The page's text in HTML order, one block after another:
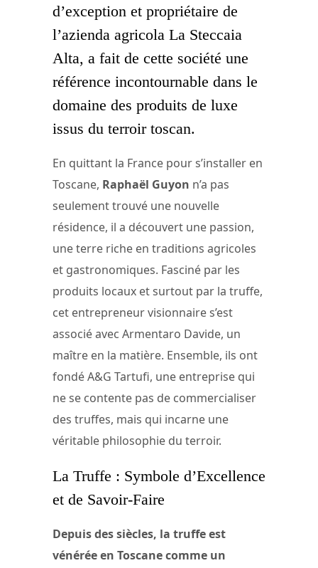
d’exception et propriétaire de
l’azienda agricola La Steccaia
Alta, a fait de cette société une
référence incontournable dans le
domaine des produits de luxe
issus du terroir toscan.
En quittant la France pour s’installer en
Toscane, Raphaël Guyon n’a pas
seulement trouvé une nouvelle
résidence, il a découvert une passion,
une terre riche en traditions agricoles
et gastronomiques. Fasciné par les
produits locaux et surtout par la truffe,
cet entrepreneur visionnaire s’est
associé avec Armentaro Davide, un
maître en la matière. Ensemble, ils ont
fondé A&G Tartufi, une entreprise qui
ne se contente pas de commercialiser
des truffes, mais qui incarne une
véritable philosophie du terroir.
La Truffe : Symbole d’Excellence
et de Savoir-Faire
Depuis des siècles, la truffe est
vénérée en Toscane comme un